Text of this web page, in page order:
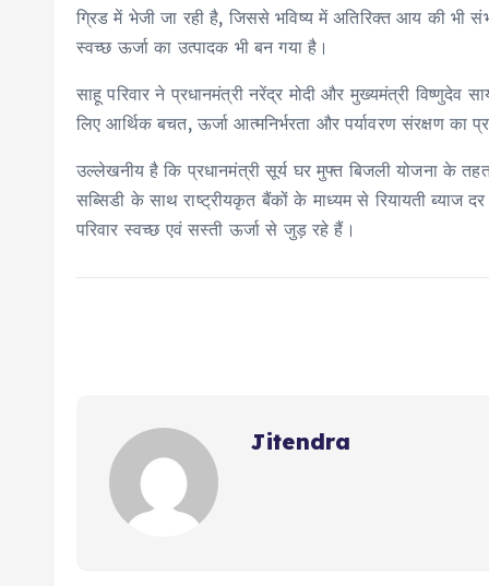
ग्रिड में भेजी जा रही है, जिससे भविष्य में अतिरिक्त आय की भी
स्वच्छ ऊर्जा का उत्पादक भी बन गया है।
साहू परिवार ने प्रधानमंत्री नरेंद्र मोदी और मुख्यमंत्री
लिए आर्थिक बचत, ऊर्जा आत्मनिर्भरता और पर्यावरण संरक्षण का
उल्लेखनीय है कि प्रधानमंत्री सूर्य घर मुफ्त बिजली योजना के
सब्सिडी के साथ राष्ट्रीयकृत बैंकों के माध्यम से रियायती
परिवार स्वच्छ एवं सस्ती ऊर्जा से जुड़ रहे हैं।
Jitendra